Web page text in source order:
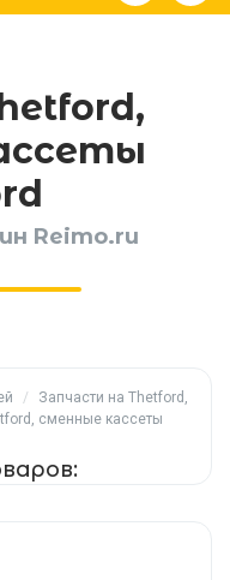
Reimo.ru
/
Запчасти на Thetford,
сменные кассеты